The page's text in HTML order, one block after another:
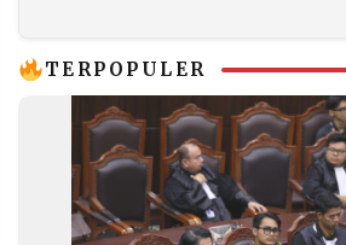
TERPOPULER